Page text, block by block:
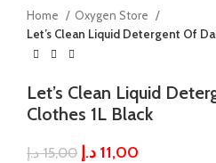
Home
Oxygen Store
Let’s Clean Liquid Detergent Of
Let’s Clean Liquid
Clothes 1L Black
15,00 د.إ 11,00 د.إ